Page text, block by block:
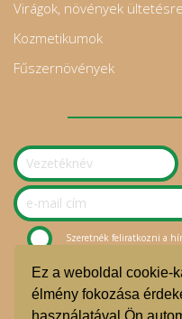
Ez a weboldal cookie-
élmény fokozása
használatával Ön
Virágok, növények ültetésre
Kozmetikumok
Fűszernövények
Szeretnék feliratkozni a
© Sziget Kosara